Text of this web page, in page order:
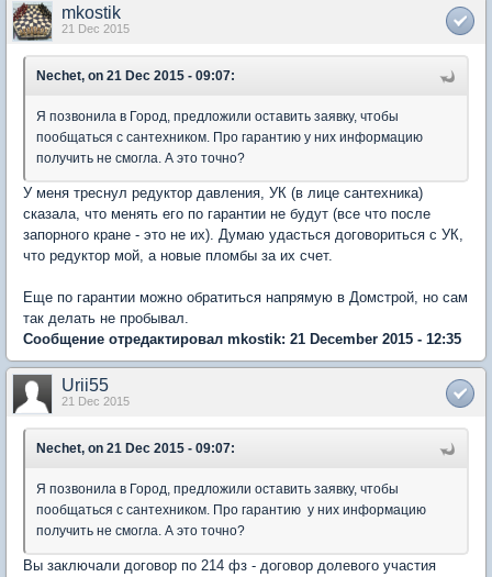
mkostik
21 Dec 2015
Nechet, on 21 Dec 2015 - 09:07:
Я позвонила в Город, предложили оставить заявку, чтобы
пообщаться с сантехником. Про гарантию у них информацию
получить не смогла. А это точно?
У меня треснул редуктор давления, УК (в лице сантехника)
сказала, что менять его по гарантии не будут (все что после
запорного кране - это не их). Думаю удасться договориться с УК,
что редуктор мой, а новые пломбы за их счет.
Еще по гарантии можно обратиться напрямую в Домстрой, но сам
так делать не пробывал.
Сообщение отредактировал mkostik: 21 December 2015 - 12:35
Urii55
21 Dec 2015
Nechet, on 21 Dec 2015 - 09:07:
Я позвонила в Город, предложили оставить заявку, чтобы
пообщаться с сантехником. Про гарантию у них информацию
получить не смогла. А это точно?
Вы заключали договор по 214 фз - договор долевого участия